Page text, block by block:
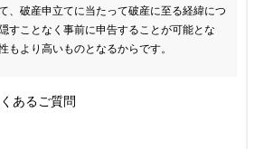
、破産申立てに当たって破産に至る経緯につ
すことなく事前に申告することが可能とな
もより高いものとなるからです。
あるご質問